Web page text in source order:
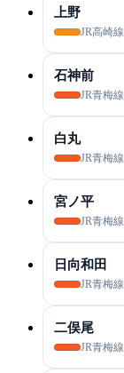
上野
JR高崎線
石神前
JR青梅線
白丸
JR青梅線
宮ノ平
JR青梅線
日向和田
JR青梅線
二俣尾
JR青梅線